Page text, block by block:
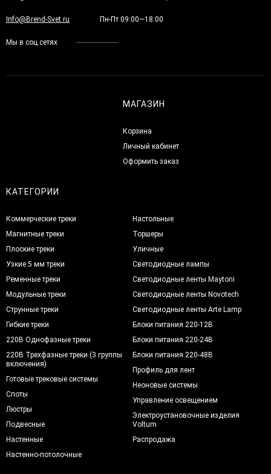
Info@Brend-Svet.ru Пн-Пт 09:00—18:00
Мы в соц.сетях
МАГАЗИН
Корзина
Личный кабинет
Оформить заказ
КАТЕГОРИИ
Коммерческие треки
Магнитные треки
Плоские треки
Узкие 5 мм треки
Ременные треки
Модульные треки
Струнные треки
Гибкие треки
220В Однофазные треки
220В Трехфазные треки (3 группы
включения)
Готовые трековые системы
Споты
Люстры
Подвесные
Настенные
Настенно-потолочные
Настольные
Торшеры
Уличные
Светодиодные лампы
Светодиодные ленты Maytoni
Светодиодные ленты Novotech
Светодиодные ленты Arte Lamp
Блоки питания 220-12В
Блоки питания 220-24В
Блоки питания 220-48В
Профиль для лент
Неоновые системы
Управление освещением
Электроустановочные изделия
Voltum
Распродажа